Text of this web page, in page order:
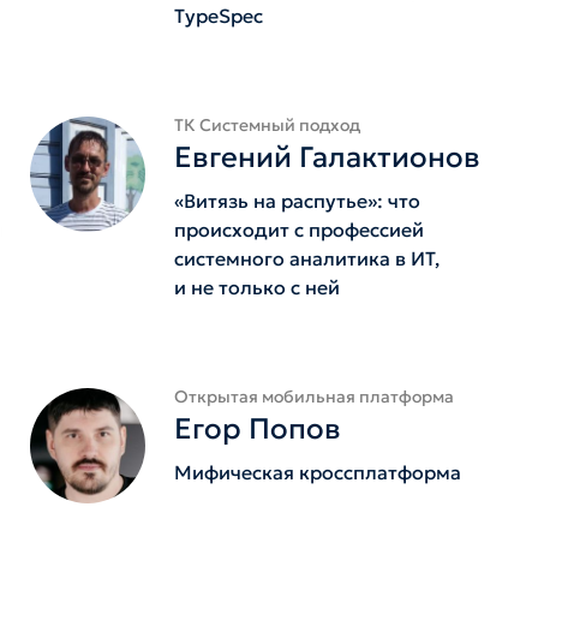
TypeSpec
ТК Системный подход
Евгений Галактионов
«Витязь на распутье»: что
происходит с профессией
системного аналитика в ИТ,
и не только с ней
Открытая мобильная платформа
Егор Попов
Мифическая кроссплатформа